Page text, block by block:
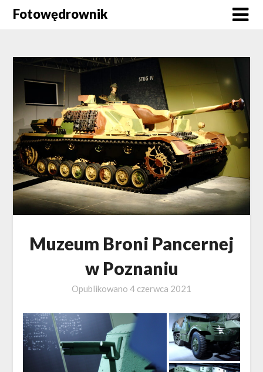
SkipFotowędrownik
Muzeum Broni Pancernej
w Poznaniu
Opublikowano 4 czerwca 2021